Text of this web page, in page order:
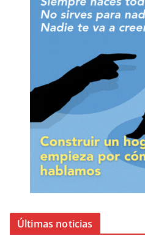
Últimas noticias